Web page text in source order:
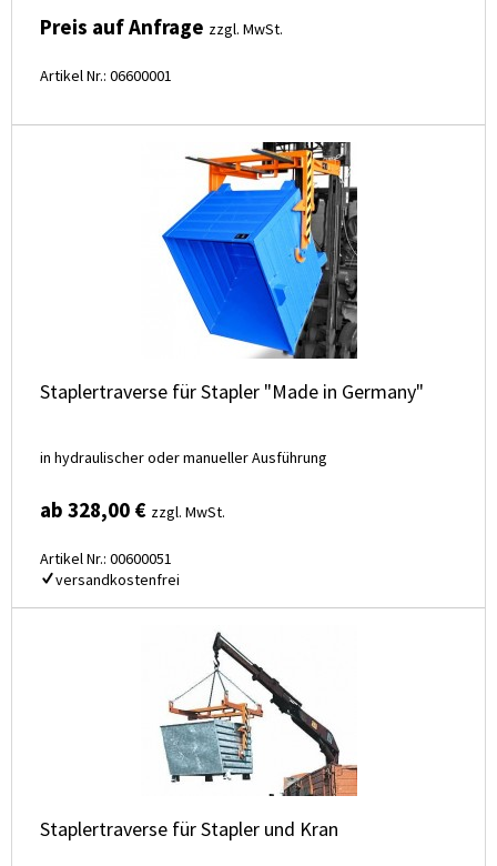
Preis auf Anfrage zzgl. MwSt.
Artikel Nr.: 06600001
Staplertraverse für Stapler "Made in Germany"
in hydraulischer oder manueller Ausführung
ab 328,00 € zzgl. MwSt.
Artikel Nr.: 00600051
versandkostenfrei
Staplertraverse für Stapler und Kran